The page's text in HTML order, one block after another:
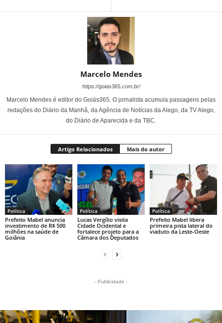
Marcelo Mendes
https://goias365.com.br/
Marcelo Mendes é editor do Goiás365. O jornalista acumula passagens pelas
redações do Diário da Manhã, da Agência de Notícias da Alego, da TV Alego,
do Diário de Aparecida e da TBC.
Artigo Relacionados Mais do autor
Política
Prefeito Mabel anuncia
investimento de R$ 500
milhões na saúde de
Goiânia
Política
Lucas Vergílio visita
Cidade Ocidental e
fortalece projeto para a
Câmara dos Deputados
Política
Prefeito Mabel libera
primeira pista lateral do
viaduto da Leste-Oeste
- Publicidade -